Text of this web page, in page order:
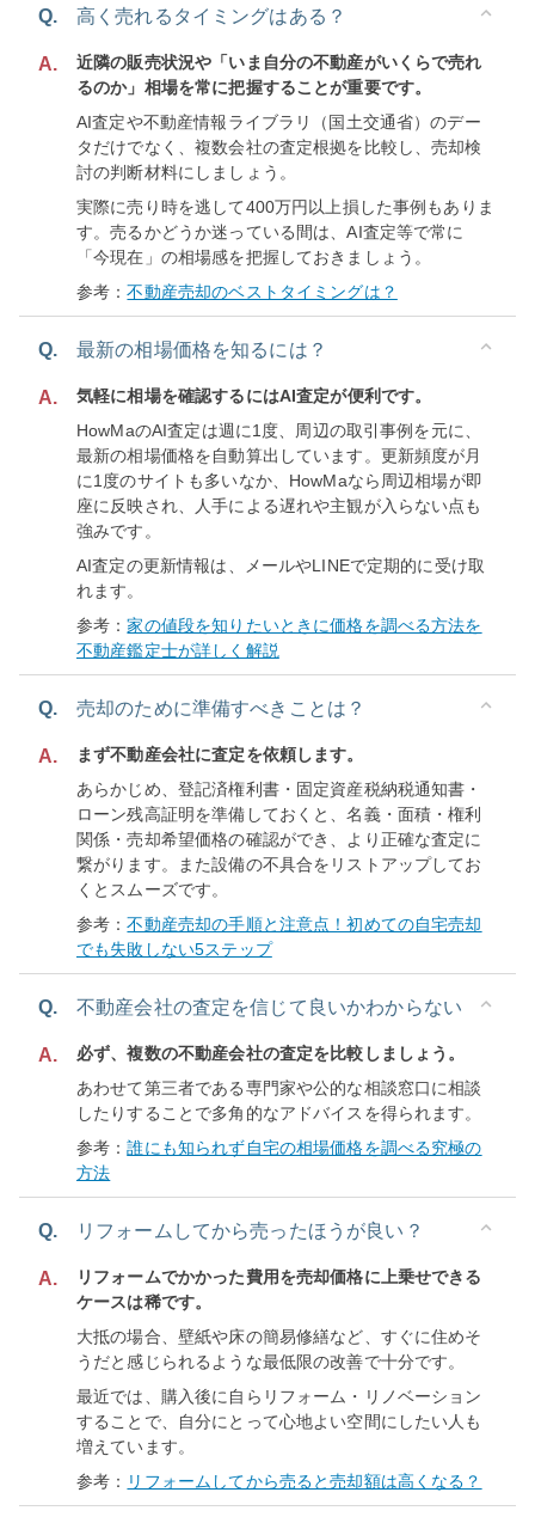
Q. 高く売れるタイミングはある？
A.
近隣の販売状況や「いま自分の不動産がいくらで売れ
るのか」相場を常に把握することが重要です。
AI査定や不動産情報ライブラリ（国土交通省）のデー
タだけでなく、複数会社の査定根拠を比較し、売却検
討の判断材料にしましょう。
実際に売り時を逃して400万円以上損した事例もありま
す。売るかどうか迷っている間は、AI査定等で常に
「今現在」の相場感を把握しておきましょう。
参考：不動産売却のベストタイミングは？
Q. 最新の相場価格を知るには？
A.
気軽に相場を確認するにはAI査定が便利です。
HowMaのAI査定は週に1度、周辺の取引事例を元に、
最新の相場価格を自動算出しています。更新頻度が月
に1度のサイトも多いなか、HowMaなら周辺相場が即
座に反映され、人手による遅れや主観が入らない点も
強みです。
AI査定の更新情報は、メールやLINEで定期的に受け取
れます。
参考：家の値段を知りたいときに価格を調べる方法を
不動産鑑定士が詳しく解説
Q. 売却のために準備すべきことは？
A.
まず不動産会社に査定を依頼します。
あらかじめ、登記済権利書・固定資産税納税通知書・
ローン残高証明を準備しておくと、名義・面積・権利
関係・売却希望価格の確認ができ、より正確な査定に
繋がります。また設備の不具合をリストアップしてお
くとスムーズです。
参考：不動産売却の手順と注意点！初めての自宅売却
でも失敗しない5ステップ
Q. 不動産会社の査定を信じて良いかわからない
A.
必ず、複数の不動産会社の査定を比較しましょう。
あわせて第三者である専門家や公的な相談窓口に相談
したりすることで多角的なアドバイスを得られます。
参考：誰にも知られず自宅の相場価格を調べる究極の
方法
Q. リフォームしてから売ったほうが良い？
A.
リフォームでかかった費用を売却価格に上乗せできる
ケースは稀です。
大抵の場合、壁紙や床の簡易修繕など、すぐに住めそ
うだと感じられるような最低限の改善で十分です。
最近では、購入後に自らリフォーム・リノベーション
することで、自分にとって心地よい空間にしたい人も
増えています。
参考： リフォームしてから売ると売却額は高くなる？